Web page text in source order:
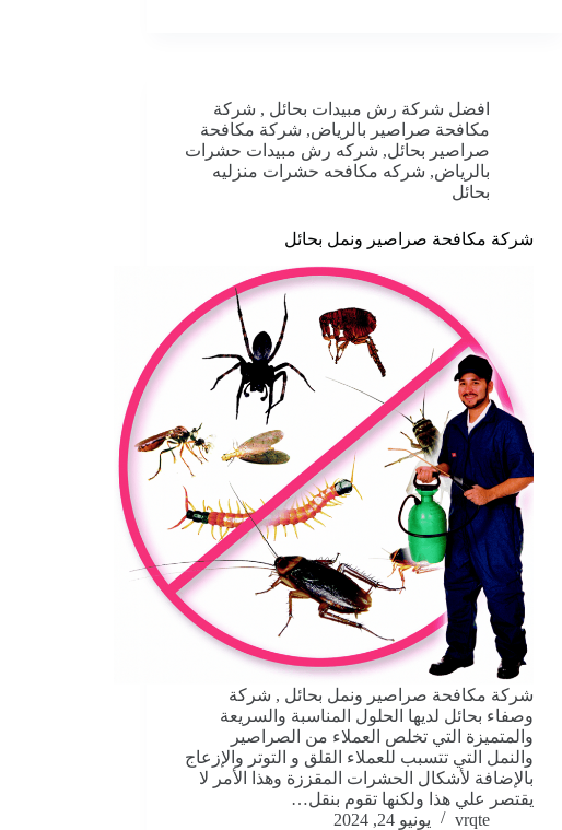
افضل شركة رش مبيدات بحائل , شركة
مكافحة صراصير بالرياض, شركة مكافحة
صراصير بحائل, شركه رش مبيدات حشرات
بالرياض, شركه مكافحه حشرات منزليه
بحائل
شركة مكافحة صراصير ونمل بحائل
شركة مكافحة صراصير ونمل بحائل , شركة
وصفاء بحائل لديها الحلول المناسبة والسريعة
والمتميزة التي تخلص العملاء من الصراصير
والنمل التي تتسبب للعملاء القلق و التوتر والإزعاج
بالإضافة لأشكال الحشرات المقززة وهذا الأمر لا
يقتصر علي هذا ولكنها تقوم بنقل…
vrqte
يونيو 24, 2024